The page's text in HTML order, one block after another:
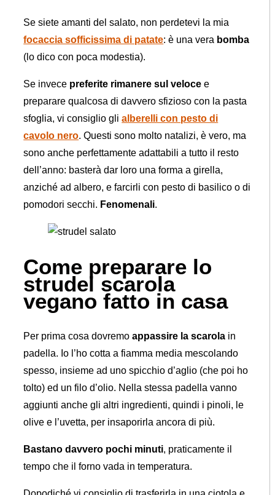
Se siete amanti del salato, non perdetevi la mia
focaccia sofficissima di patate: è una vera bomba
(lo dico con poca modestia).
Se invece preferite rimanere sul veloce e
preparare qualcosa di davvero sfizioso con la pasta
sfoglia, vi consiglio glialberelli con pesto di
cavolo nero. Questi sono molto natalizi, è vero, ma
sono anche perfettamente adattabili a tutto il resto
dell’anno: basterà dar loro una forma a girella,
anziché ad albero, e farcirli con pesto di basilico o di
pomodori secchi. Fenomenali.
Come preparare lo
strudel scarola
vegano fatto in casa
Per prima cosa dovremoappassire la scarola in
padella. Io l’ho cotta a fiamma media mescolando
spesso, insieme ad uno spicchio d’aglio (che poi ho
tolto) ed un filo d’olio. Nella stessa padella vanno
aggiunti anche gli altri ingredienti, quindi i pinoli, le
olive e l’uvetta, per insaporirla ancora di più.
Bastano davvero pochi minuti, praticamente il
tempo che il forno vada in temperatura.